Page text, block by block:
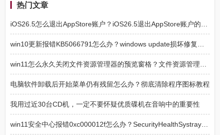
热门文章
电脑软件卸载后开始菜单仍有残留怎么办？彻底清除程序图标教程
我用过近30台CD机，一定不要怀疑优质碟机在音响中的重要性